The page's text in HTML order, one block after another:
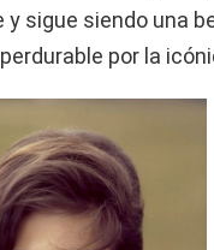
y sigue siendo una
por la